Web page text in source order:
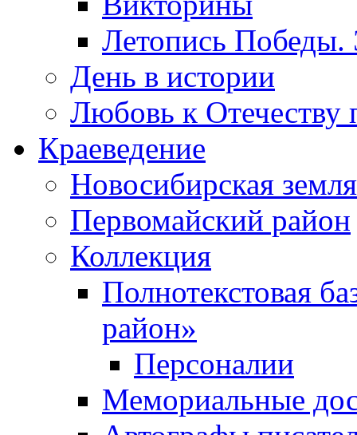
Летопись Победы.
День в истории
Любовь к Отечеству
Краеведение
Новосибирская земля
Первомайский район
Коллекция
Полнотекстовая
район»
Персоналии
Мемориальные